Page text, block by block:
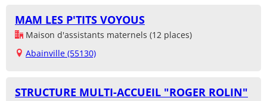
MAM LES P'TITS VOYOUS
Maison d'assistants maternels (12 places)
Abainville (55130)
STRUCTURE MULTI-ACCUEIL "ROGER ROLIN"